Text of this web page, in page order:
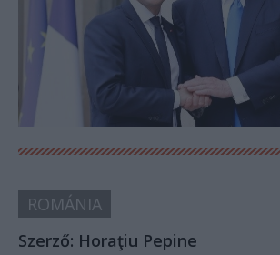
ROMÁNIA
Szerző: Horaţiu Pepine